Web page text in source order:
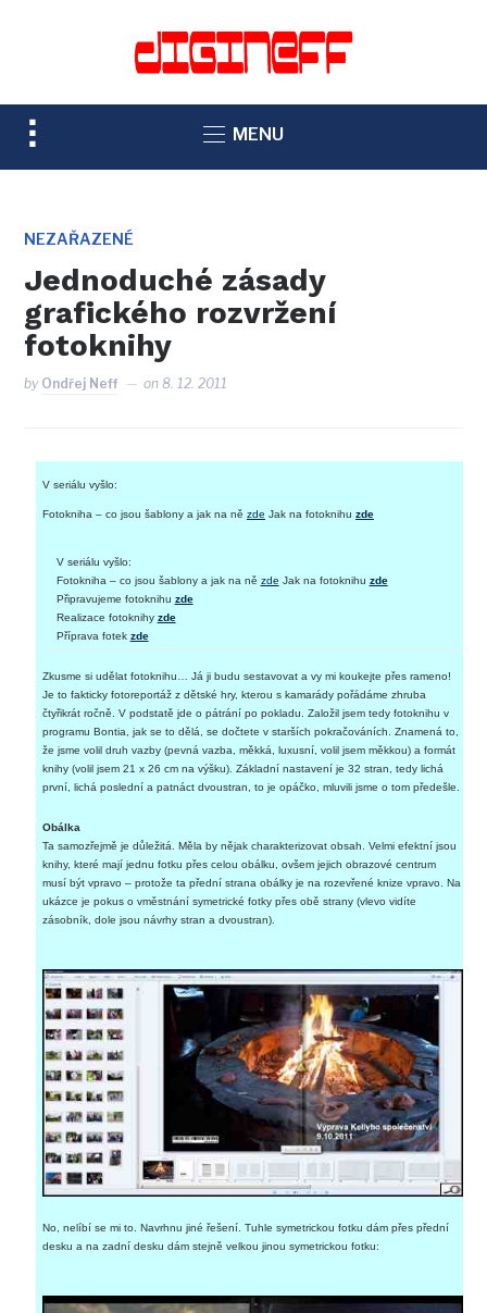
TOGGLE
SIDEBAR
NAVIGATION
MENU
NEZAŘAZENÉ
Jednoduché zásady
grafického rozvržení
fotoknihy
by Ondřej Neff on8. 12. 2011
V seriálu vyšlo:
Fotokniha – co jsou šablony a jak na ně zde Jak na fotoknihu zde
V seriálu vyšlo:
Fotokniha – co jsou šablony a jak na ně zde Jak na fotoknihu zde
Připravujeme fotoknihu zde
Realizace fotoknihy zde
Příprava fotek zde
Zkusme si udělat fotoknihu… Já ji budu sestavovat a vy mi koukejte přes rameno!
Je to fakticky fotoreportáž z dětské hry, kterou s kamarády pořádáme zhruba
čtyřikrát ročně. V podstatě jde o pátrání po pokladu. Založil jsem tedy fotoknihu v
programu Bontia, jak se to dělá, se dočtete v starších pokračováních. Znamená to,
že jsme volil druh vazby (pevná vazba, měkká, luxusní, volil jsem měkkou) a formát
knihy (volil jsem 21 x 26 cm na výšku). Základní nastavení je 32 stran, tedy lichá
první, lichá poslední a patnáct dvoustran, to je opáčko, mluvili jsme o tom předešle.
Obálka
Ta samozřejmě je důležitá. Měla by nějak charakterizovat obsah. Velmi efektní jsou
knihy, které mají jednu fotku přes celou obálku, ovšem jejich obrazové centrum
musí být vpravo – protože ta přední strana obálky je na rozevřené knize vpravo. Na
ukázce je pokus o vměstnání symetrické fotky přes obě strany (vlevo vidíte
zásobník, dole jsou návrhy stran a dvoustran).
No, nelíbí se mi to. Navrhnu jiné řešení. Tuhle symetrickou fotku dám přes přední
desku a na zadní desku dám stejně velkou jinou symetrickou fotku: